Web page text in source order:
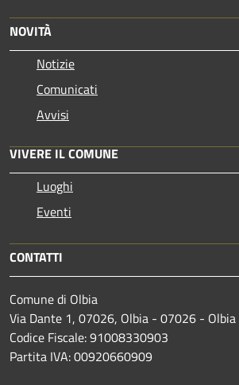
NOVITÀ
Notizie
Comunicati
Avvisi
VIVERE IL COMUNE
Luoghi
Eventi
CONTATTI
Comune di Olbia
Via Dante 1, 07026, Olbia - 07026 - Olbia
Codice Fiscale: 91008330903
Partita IVA: 00920660909